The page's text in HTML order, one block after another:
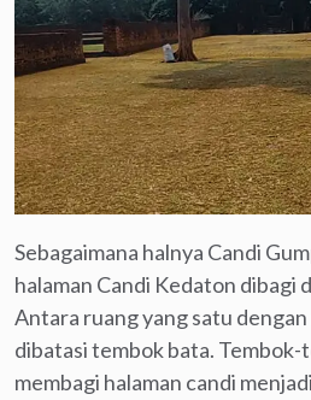
Sebagaimana halnya Candi
halaman Candi Kedaton dibagi
Antara ruang yang satu
dibatasi tembok bata.
membagi halaman candi